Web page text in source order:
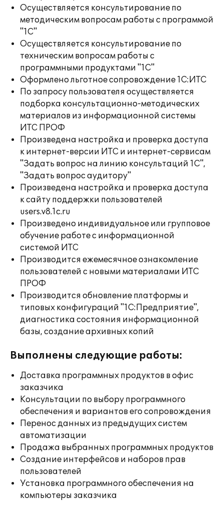
Осуществляется консультирование по
методическим вопросам работы с программой
"1С"
Осуществляется консультирование по
техническим вопросам работы с
программными продуктами "1С"
Оформлено льготное сопровождение 1С:ИТС
По запросу пользователя осуществляется
подборка консультационно-методических
материалов из информационной системы
ИТС ПРОФ
Произведена настройка и проверка доступа
к интернет-версии ИТС и интернет-сервисам
"Задать вопрос на линию консультаций 1С",
"Задать вопрос аудитору"
Произведена настройка и проверка доступа
к сайту поддержки пользователей
users.v8.1c.ru
Произведено индивидуальное или групповое
обучение работе с информационной
системой ИТС
Производится ежемесячное ознакомление
пользователей с новыми материалами ИТС
ПРОФ
Производится обновление платформы и
типовых конфигураций "1С:Предприятие",
диагностика состояния информационной
базы, создание архивных копий
Выполнены следующие работы:
Доставка программных продуктов в офис
заказчика
Консультации по выбору программного
обеспечения и вариантов его сопровождения
Перенос данных из предыдущих систем
автоматизации
Продажа выбранных программных продуктов
Создание интерфейсов и наборов прав
пользователей
Установка программного обеспечения на
компьютеры заказчика